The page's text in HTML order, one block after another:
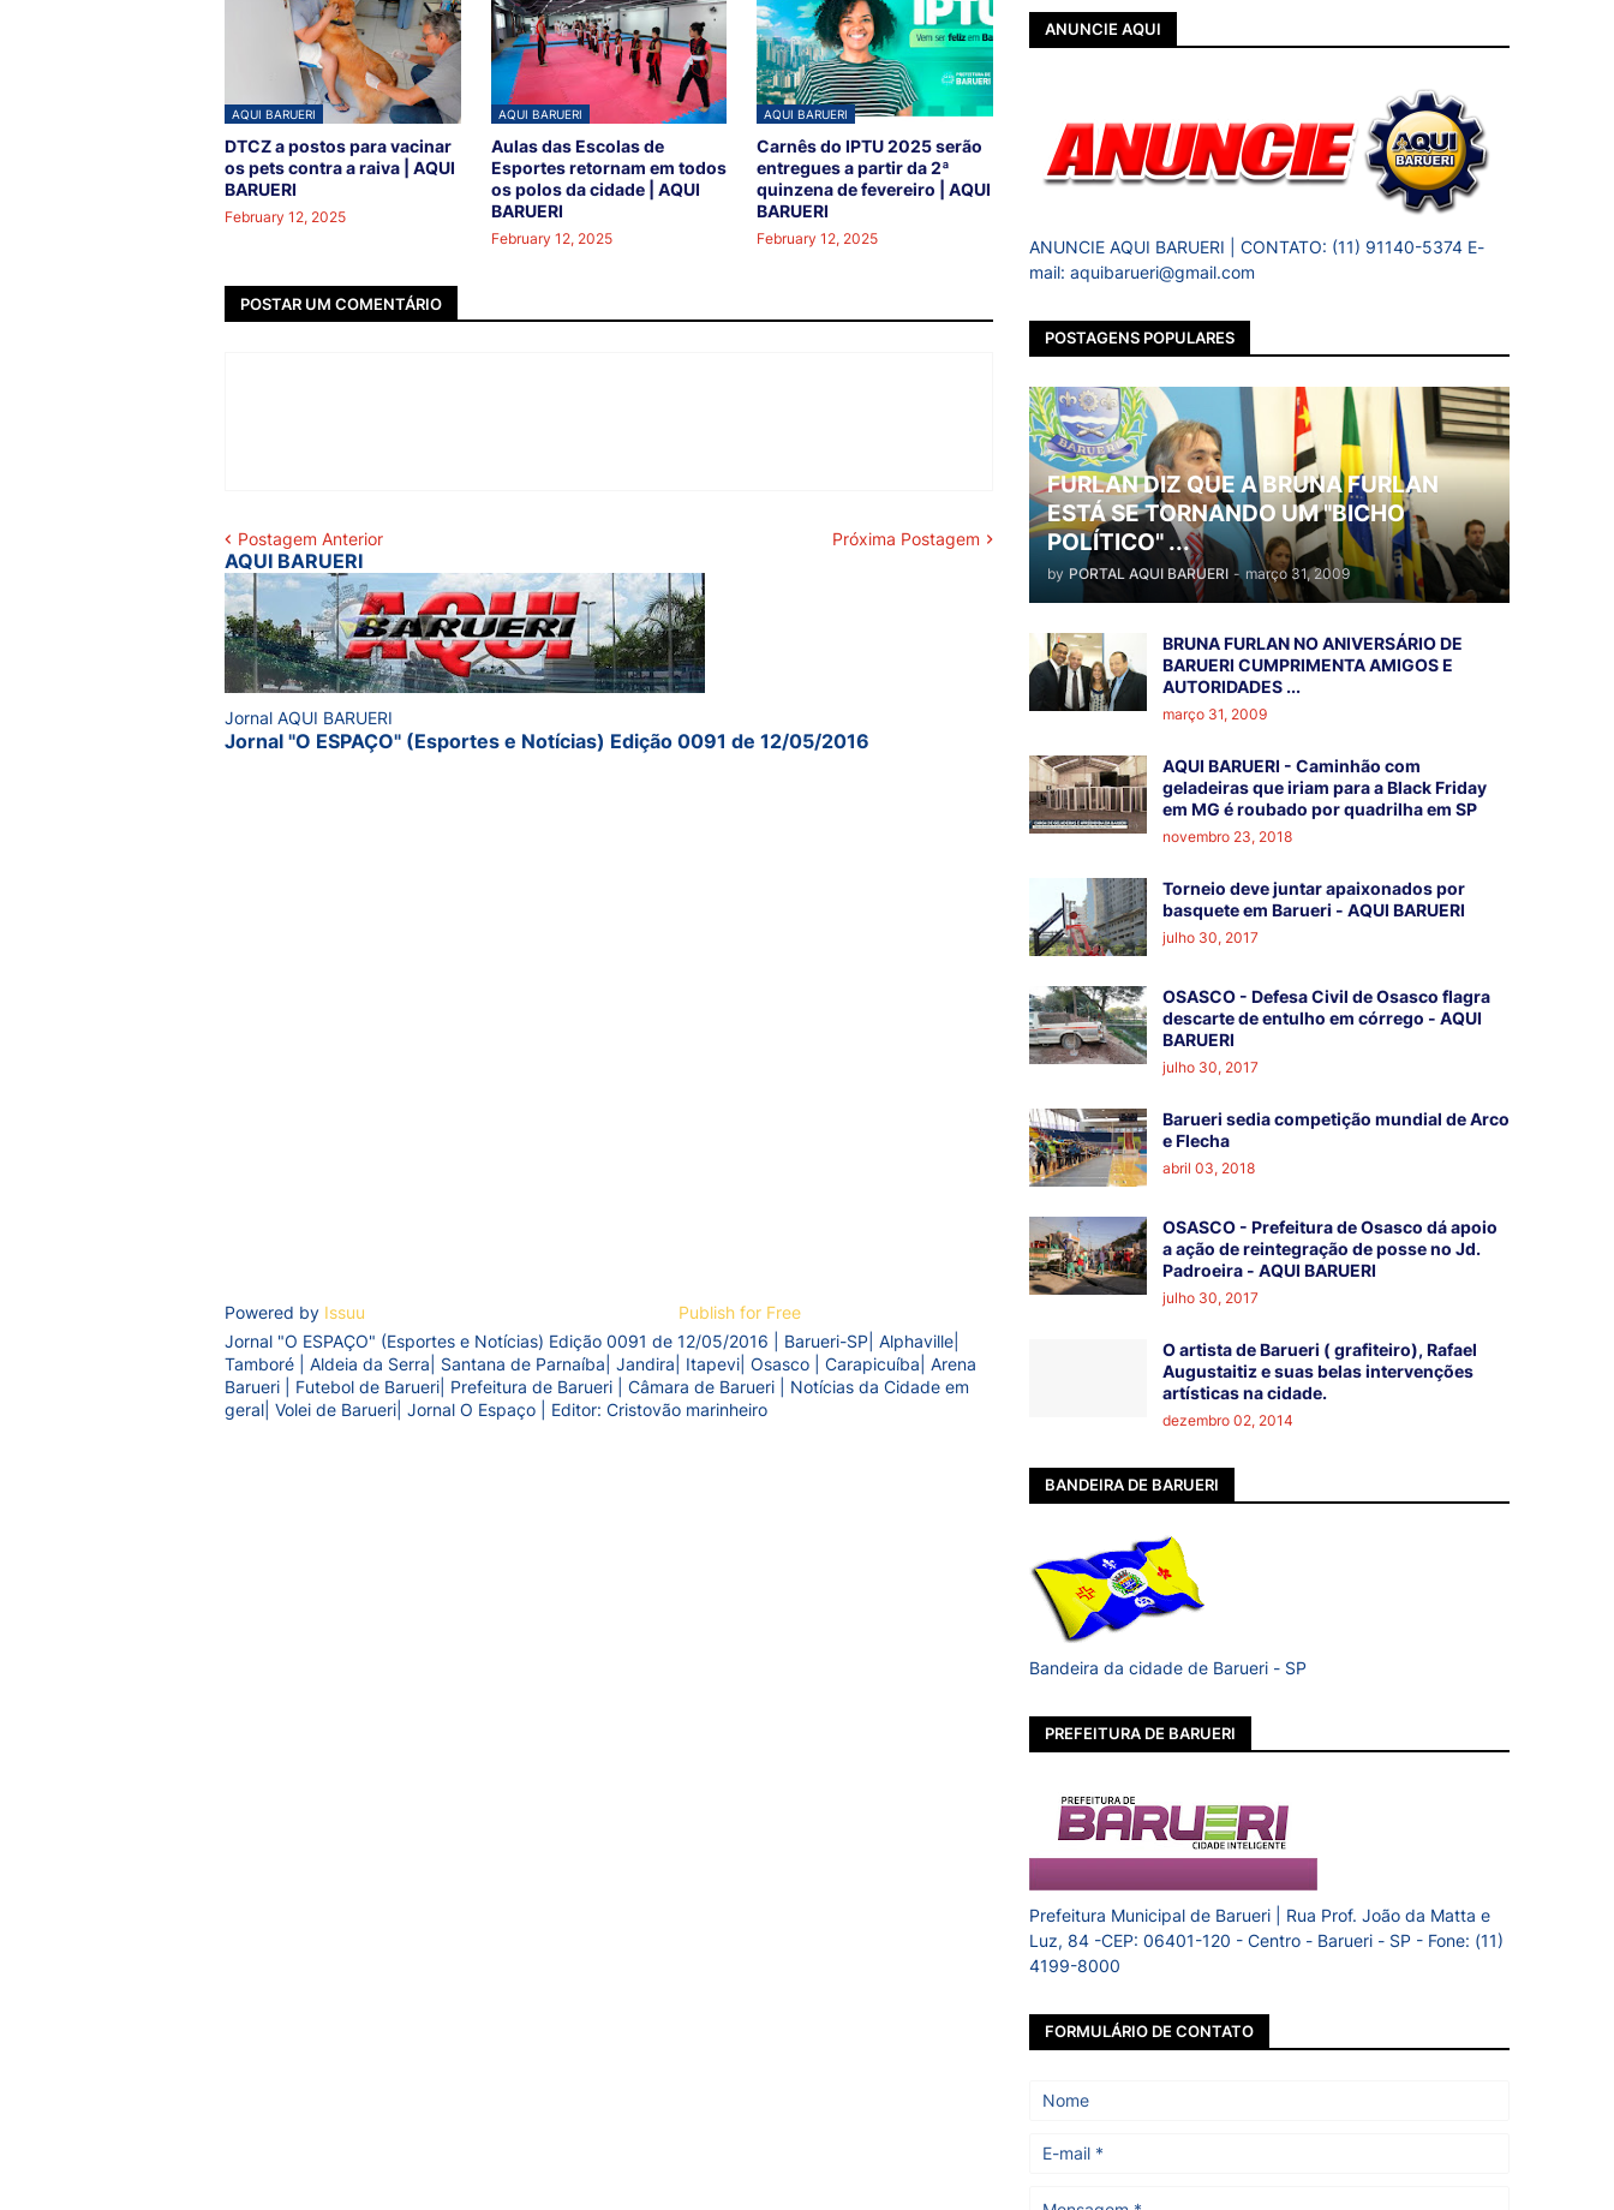
AQUI BARUERI
DTCZ a postos para vacinar
os pets contra a raiva | AQUI
BARUERI
February 12, 2025
AQUI BARUERI
Aulas das Escolas de
Esportes retornam em todos
os polos da cidade | AQUI
BARUERI
February 12, 2025
AQUI BARUERI
Carnês do IPTU 2025 serão
entregues a partir da 2ª
quinzena de fevereiro | AQUI
BARUERI
February 12, 2025
POSTAR UM COMENTÁRIO
Postagem Anterior Próxima Postagem
AQUI BARUERI
Jornal AQUI BARUERI
Jornal "O ESPAÇO" (Esportes e Notícias) Edição 0091 de 12/05/2016
Powered by Issuu
Publish for Free
Jornal "O ESPAÇO" (Esportes e Notícias) Edição 0091 de 12/05/2016 | Barueri-SP| Alphaville|
Tamboré | Aldeia da Serra| Santana de Parnaíba| Jandira| Itapevi| Osasco | Carapicuíba| Arena
Barueri | Futebol de Barueri| Prefeitura de Barueri | Câmara de Barueri | Notícias da Cidade em
geral| Volei de Barueri| Jornal O Espaço | Editor: Cristovão marinheiro
ANUNCIE AQUI
ANUNCIE AQUI BARUERI | CONTATO: (11) 91140-5374 E-
mail: aquibarueri@gmail.com
POSTAGENS POPULARES
FURLAN DIZ QUE A BRUNA FURLAN
ESTÁ SE TORNANDO UM "BICHO
POLÍTICO" ...
by PORTAL AQUI BARUERI - março 31, 2009
BRUNA FURLAN NO ANIVERSÁRIO DE
BARUERI CUMPRIMENTA AMIGOS E
AUTORIDADES ...
março 31, 2009
AQUI BARUERI - Caminhão com
geladeiras que iriam para a Black Friday
em MG é roubado por quadrilha em SP
novembro 23, 2018
Torneio deve juntar apaixonados por
basquete em Barueri - AQUI BARUERI
julho 30, 2017
OSASCO - Defesa Civil de Osasco flagra
descarte de entulho em córrego - AQUI
BARUERI
julho 30, 2017
Barueri sedia competição mundial de Arco
e Flecha
abril 03, 2018
OSASCO - Prefeitura de Osasco dá apoio
a ação de reintegração de posse no Jd.
Padroeira - AQUI BARUERI
julho 30, 2017
O artista de Barueri ( grafiteiro), Rafael
Augustaitiz e suas belas intervenções
artísticas na cidade.
dezembro 02, 2014
BANDEIRA DE BARUERI
Bandeira da cidade de Barueri - SP
PREFEITURA DE BARUERI
Prefeitura Municipal de Barueri | Rua Prof. João da Matta e
Luz, 84 -CEP: 06401-120 - Centro - Barueri - SP - Fone: (11)
4199-8000
FORMULÁRIO DE CONTATO